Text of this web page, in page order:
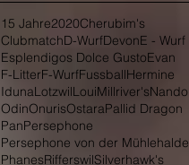
15 Jahre2020Cherubim's
ClubmatchD-WurfDevonE - Wurf
Esplendigos Dolce GustoEvan
F-LitterF-WurfFussballHermine
IdunaLotzwilLouiMillriver'sNando
OdinOnurisOstaraPallid Dragon
PanPersephone
Persephone von der Mühlehalde
PhanesRifferswilSilverhawk's